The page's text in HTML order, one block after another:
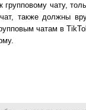
чату,
также должны
чатам в